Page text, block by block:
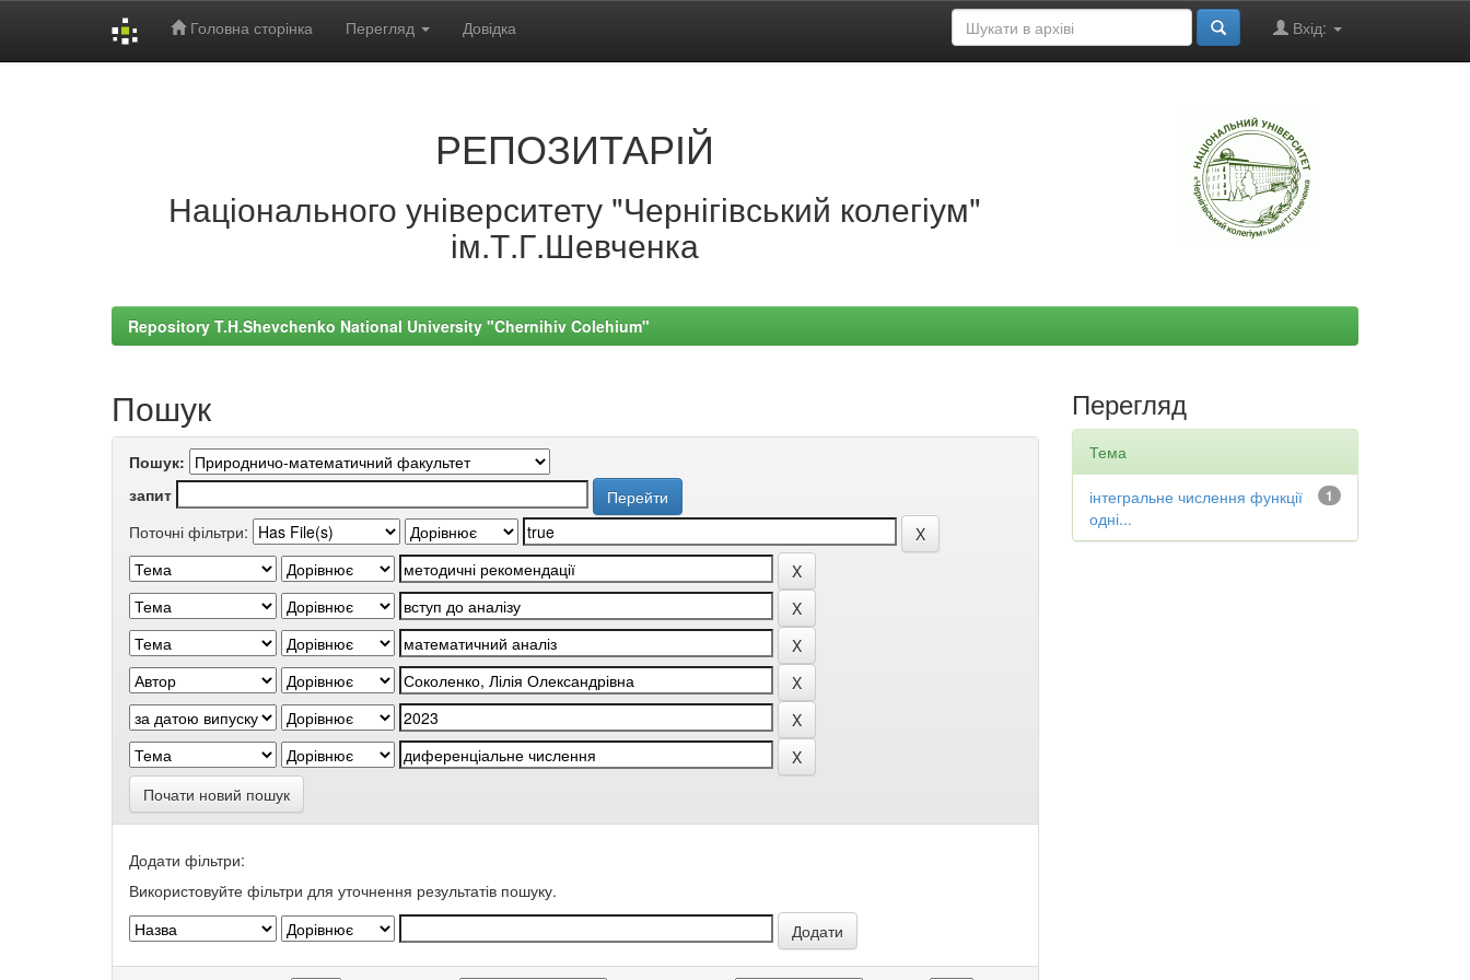
Головна сторінка Перегляд Довідка Вхід:
РЕПОЗИТАРІЙ
Національного університету "Чернігівський колегіум"
ім.Т.Г.Шевченка
Repository T.H.Shevchenko National University "Chernihiv Colehium"
Пошук
Пошук:
запит
Поточні фільтри:
Почати новий пошук
Додати фільтри:
Використовуйте фільтри для уточнення результатів пошуку.
Перегляд
Тема
1
інтегральне числення функції
одні...